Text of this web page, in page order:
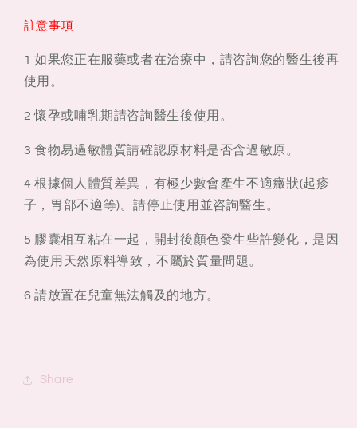
註意事項
1 如果您正在服藥或者在治療中，請咨詢您的醫生後再
使用。
2 懷孕或哺乳期請咨詢醫生後使用。
3 食物易過敏體質請確認原材料是否含過敏原。
4 根據個人體質差異，有極少數會產生不適癥狀(起疹
子，胃部不適等)。請停止使用並咨詢醫生。
5 膠囊相互粘在一起，開封後顏色發生些許變化，是因
為使用天然原料導致，不屬於質量問題。
6 請放置在兒童無法觸及的地方。
Share